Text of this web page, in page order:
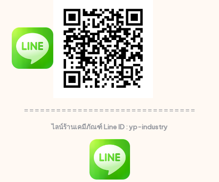
================================
ไลน์ร้านเคมีภัณฑ์ Line ID : yp-industry